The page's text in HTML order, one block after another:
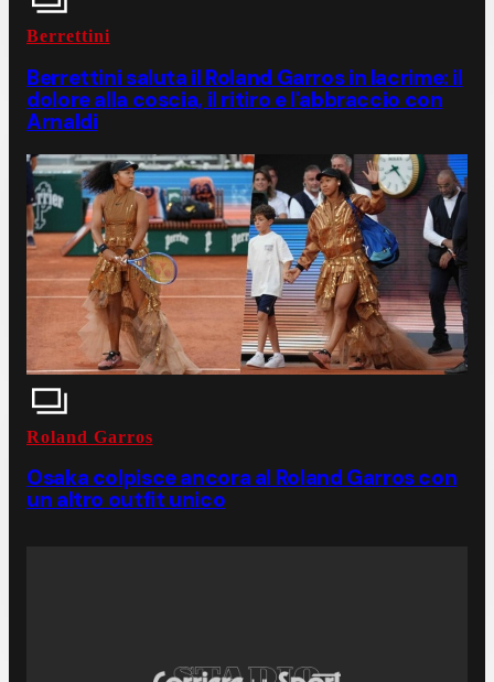
Berrettini
Berrettini saluta il Roland Garros in lacrime: il
dolore alla coscia, il ritiro e l'abbraccio con
Arnaldi
Roland Garros
Osaka colpisce ancora al Roland Garros con
un altro outfit unico